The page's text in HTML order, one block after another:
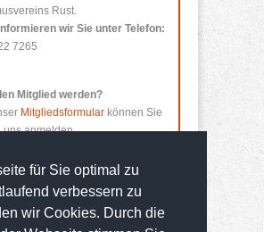
für Sie optimal zu
verbessern zu
wir Cookies. Durch die
Rust.
wir Sie unter Telefon:
7265
Mitglied werden?
Mitgliedsformular können Sie
uns anmelden.